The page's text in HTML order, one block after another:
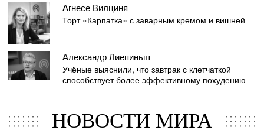
Агнесе Вилциня
Торт «Карпатка» с заварным кремом и вишней
Александр Лиепиньш
Учёные выяснили, что завтрак с клетчаткой
способствует более эффективному похудению
НОВОСТИ МИРА